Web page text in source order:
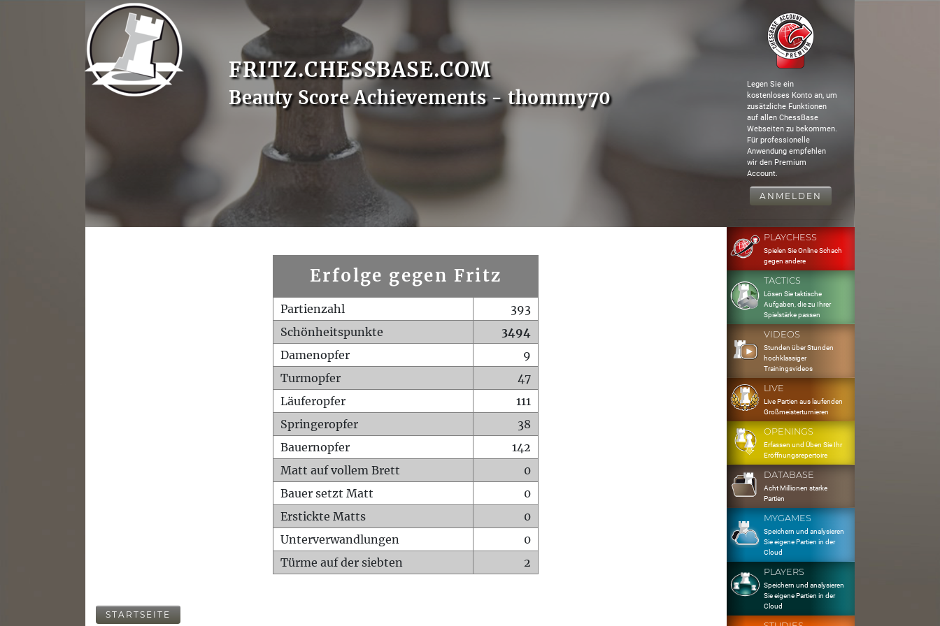
FRITZ.CHESSBASE.COM
Beauty Score Achievements - thommy70
Legen Sie ein
kostenloses Konto an, um
zusätzliche Funktionen
auf allen ChessBase
Webseiten zu bekommen.
Für professionelle
Anwendung empfehlen
wir den Premium
Account.
ANMELDEN
Erfolge gegen Fritz
Partienzahl
393
Schönheitspunkte
3494
Damenopfer
9
Turmopfer
47
Läuferopfer
111
Springeropfer
38
Bauernopfer
142
Matt auf vollem Brett
0
Bauer setzt Matt
0
Erstickte Matts
0
Unterverwandlungen
0
Türme auf der siebten
2
STARTSEITE
PLAYCHESS
Spielen Sie Online Schach
gegen andere
TACTICS
Lösen Sie taktische
Aufgaben, die zu Ihrer
Spielstärke passen
VIDEOS
Stunden über Stunden
hochklassiger
Trainingsvideos
LIVE
Live Partien aus laufenden
Großmeisterturnieren
OPENINGS
Erfassen und Üben Sie Ihr
Eröffnungsrepertoire
DATABASE
Acht Millionen starke
Partien
MYGAMES
Speichern und analysieren
Sie eigene Partien in der
Cloud
PLAYERS
Speichern und analysieren
Sie eigene Partien in der
Cloud